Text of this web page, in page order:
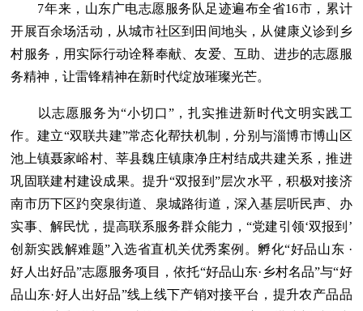
7年来，山东广电志愿服务队足迹遍布全省16市，累计
开展百余场活动，从城市社区到田间地头，从健康义诊到乡
村服务，用实际行动诠释奉献、友爱、互助、进步的志愿服
务精神，让雷锋精神在新时代绽放璀璨光芒。
以志愿服务为“小切口”，扎实推进新时代文明实践工
作。建立“双联共建”常态化帮扶机制，分别与淄博市博山区
池上镇聂家峪村、莘县魏庄镇康净庄村结成共建关系，推进
巩固联建村建设成果。提升“双报到”层次水平，积极对接济
南市历下区趵突泉街道、泉城路街道，深入基层听民声、办
实事、解民忧，提高联系服务群众能力，“党建引领‘双报到’
创新实践解难题”入选省直机关优秀案例。孵化“好品山东 ·
好人出好品”志愿服务项目，依托“好品山东·乡村名品”与“好
品山东·好人出好品”线上线下产销对接平台，提升农产品品